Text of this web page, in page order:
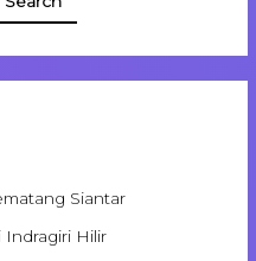
Siantar
Indragiri Hilir